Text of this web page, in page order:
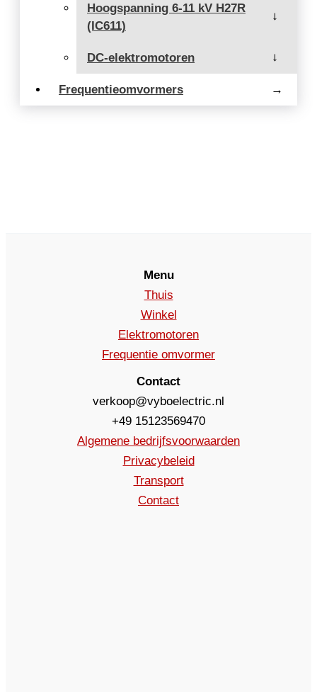
Hoogspanning 6-11 kV H27R
(IC611)
→
DC-elektromotoren →
Frequentieomvormers →
Menu
Thuis
Winkel
Elektromotoren
Frequentie omvormer
Contact
verkoop@vyboelectric.nl
+49 15123569470
Algemene bedrijfsvoorwaarden
Privacybeleid
Transport
Contact